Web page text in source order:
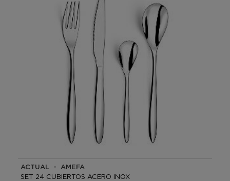
ACTUAL - AMEFA
SET 24 CUBIERTOS ACERO INOX